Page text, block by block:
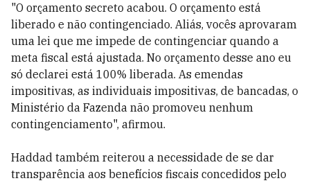
"O orçamento secreto acabou. O orçamento está
liberado e não contingenciado. Aliás, vocês aprovaram
uma lei que me impede de contingenciar quando a
meta fiscal está ajustada. No orçamento desse ano eu
só declarei está 100% liberada. As emendas
impositivas, as individuais impositivas, de bancadas, o
Ministério da Fazenda não promoveu nenhum
contingenciamento", afirmou.
Haddad também reiterou a necessidade de se dar
transparência aos benefícios fiscais concedidos pelo